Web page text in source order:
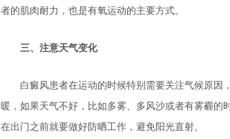
者的肌肉耐力，也是有氧运动的主要方式。
三、注意天气变化
白癜风患者在运动的时候特别需要关注气候原因
暖，如果天气不好，比如多雾、多风沙或者有雾霾的
在出门之前就要做好防晒工作，避免阳光直射。